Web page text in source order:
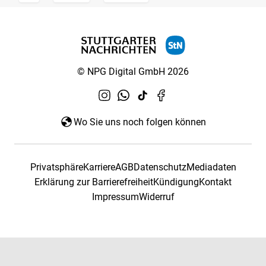
© NPG Digital GmbH 2026
Wo Sie uns noch folgen können
PrivatsphäreKarriereAGBDatenschutzMediadaten
Erklärung zur BarrierefreiheitKündigungKontakt
ImpressumWiderruf